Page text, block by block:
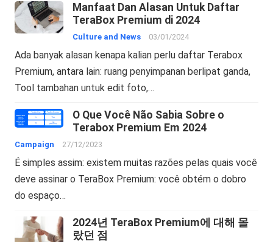
Manfaat Dan Alasan Untuk Daftar
TeraBox Premium di 2024
Culture and News 03/01/2024
Ada banyak alasan kenapa kalian perlu daftar Terabox
Premium, antara lain: ruang penyimpanan berlipat ganda,
Tool tambahan untuk edit foto,…
O Que Você Não Sabia Sobre o
Terabox Premium Em 2024
Campaign 27/12/2023
É simples assim: existem muitas razões pelas quais você
deve assinar o TeraBox Premium: você obtém o dobro
do espaço…
2024년 TeraBox Premium에 대해 몰
랐던 점